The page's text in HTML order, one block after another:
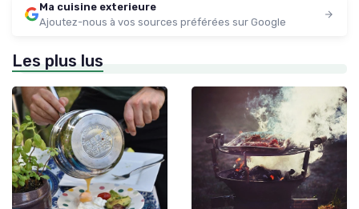
Ma cuisine exterieure
Ajoutez-nous à vos sources préférées sur Google
Les plus lus